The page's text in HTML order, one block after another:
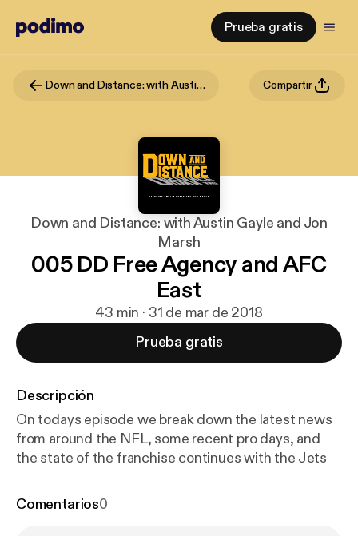
Prueba gratis
Down and Distance: with Austin Gayle and Jon Marsh Compartir
Down and Distance: with Austin Gayle and Jon
Marsh
005 DD Free Agency and AFC
East
43 min · 31 de mar de 2018
Prueba gratis
Descripción
On todays episode we break down the latest news
from around the NFL, some recent pro days, and
the state of the franchise continues with the Jets
Comentarios0